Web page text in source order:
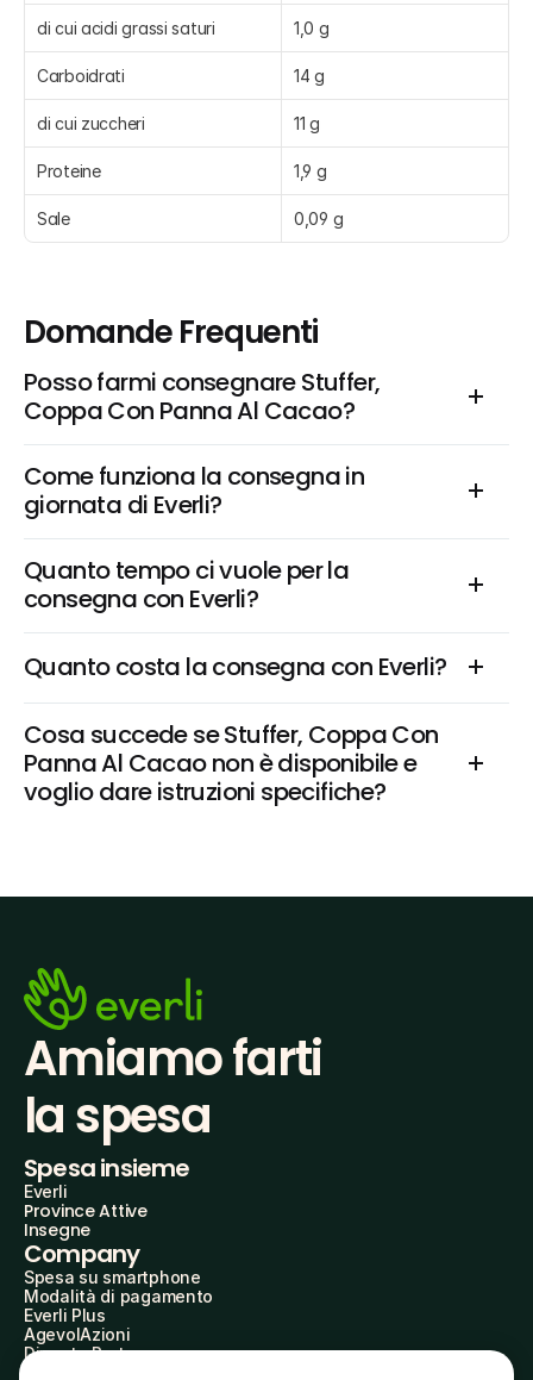
di cui acidi grassi saturi 1,0 g
Carboidrati 14 g
di cui zuccheri 11 g
Proteine 1,9 g
Sale 0,09 g
Domande Frequenti
Posso farmi consegnare Stuffer,
Coppa Con Panna Al Cacao?
Come funziona la consegna in
giornata di Everli?
Quanto tempo ci vuole per la
consegna con Everli?
Quanto costa la consegna con Everli?
Cosa succede se Stuffer, Coppa Con
Panna Al Cacao non è disponibile e
voglio dare istruzioni specifiche?
Amiamo farti
la spesa
Spesa insieme
Everli
Province Attive
Insegne
Company
Spesa su smartphone
Modalità di pagamento
Everli Plus
AgevolAzioni
Diventa Partner